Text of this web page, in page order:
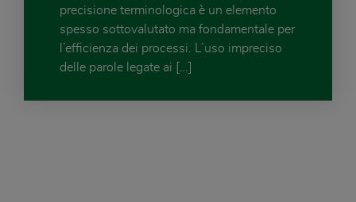
precisione terminologica è un elemento
spesso sottovalutato ma fondamentale per
l’efficienza dei processi. L’uso impreciso
delle parole legate ai […]